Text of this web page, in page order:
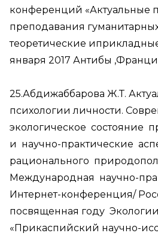
конференций «Актуальные
преподавания
теоретические иприкладные
января 2017 Антибы
25.Абдижаббарова Ж.Т.
психологии личности.
экологическое состояние
и научно-практические
рационального
Международная научно-
Интернет-конференция/
посвященная году
«Прикаспийский научно-